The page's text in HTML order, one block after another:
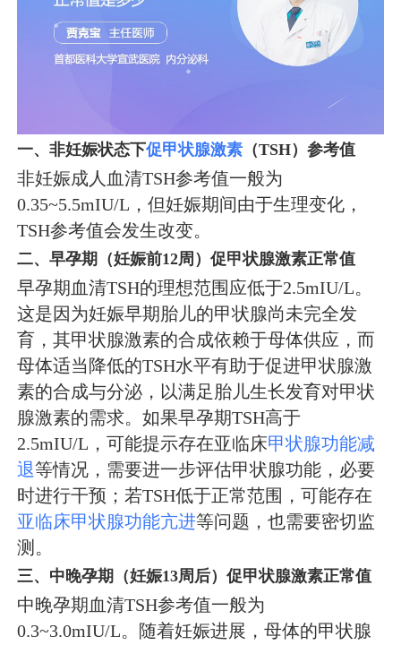
一、非妊娠状态下促甲状腺激素（TSH）参考值
非妊娠成人血清TSH参考值一般为
0.35~5.5mIU/L，但妊娠期间由于生理变化，
TSH参考值会发生改变。
二、早孕期（妊娠前12周）促甲状腺激素正常值
早孕期血清TSH的理想范围应低于2.5mIU/L。
这是因为妊娠早期胎儿的甲状腺尚未完全发
育，其甲状腺激素的合成依赖于母体供应，而
母体适当降低的TSH水平有助于促进甲状腺激
素的合成与分泌，以满足胎儿生长发育对甲状
腺激素的需求。如果早孕期TSH高于
2.5mIU/L，可能提示存在亚临床甲状腺功能减
退等情况，需要进一步评估甲状腺功能，必要
时进行干预；若TSH低于正常范围，可能存在
亚临床甲状腺功能亢进等问题，也需要密切监
测。
三、中晚孕期（妊娠13周后）促甲状腺激素正常值
中晚孕期血清TSH参考值一般为
0.3~3.0mIU/L。随着妊娠进展，母体的甲状腺